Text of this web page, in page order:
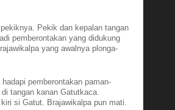
Pekik dan kepalan tangan
pemberontakan yang didukung
yang awalnya plonga-
pemberontakan paman-
tangan kanan Gatutkaca.
si Gatut. Brajawikalpa pun mati.